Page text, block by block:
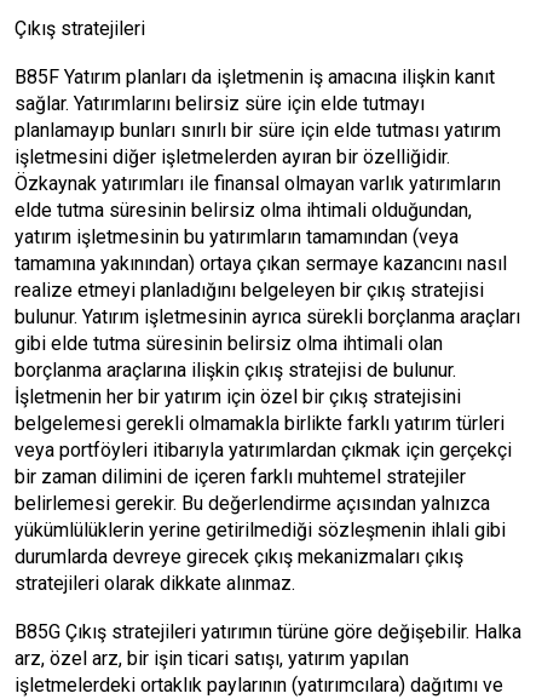
Çıkış stratejileri
B85F Yatırım planları da işletmenin iş amacına ilişkin kanıt
sağlar. Yatırımlarını belirsiz süre için elde tutmayı
planlamayıp bunları sınırlı bir süre için elde tutması yatırım
işletmesini diğer işletmelerden ayıran bir özelliğidir.
Özkaynak yatırımları ile finansal olmayan varlık yatırımların
elde tutma süresinin belirsiz olma ihtimali olduğundan,
yatırım işletmesinin bu yatırımların tamamından (veya
tamamına yakınından) ortaya çıkan sermaye kazancını nasıl
realize etmeyi planladığını belgeleyen bir çıkış stratejisi
bulunur. Yatırım işletmesinin ayrıca sürekli borçlanma araçları
gibi elde tutma süresinin belirsiz olma ihtimali olan
borçlanma araçlarına ilişkin çıkış stratejisi de bulunur.
İşletmenin her bir yatırım için özel bir çıkış stratejisini
belgelemesi gerekli olmamakla birlikte farklı yatırım türleri
veya portföyleri itibarıyla yatırımlardan çıkmak için gerçekçi
bir zaman dilimini de içeren farklı muhtemel stratejiler
belirlemesi gerekir. Bu değerlendirme açısından yalnızca
yükümlülüklerin yerine getirilmediği sözleşmenin ihlali gibi
durumlarda devreye girecek çıkış mekanizmaları çıkış
stratejileri olarak dikkate alınmaz.
B85G Çıkış stratejileri yatırımın türüne göre değişebilir. Halka
arz, özel arz, bir işin ticari satışı, yatırım yapılan
işletmelerdeki ortaklık paylarının (yatırımcılara) dağıtımı ve